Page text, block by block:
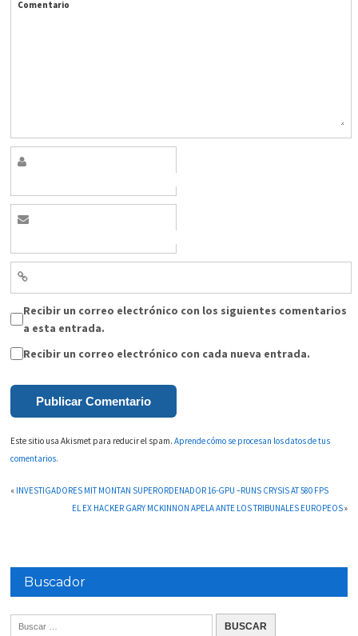
Comentario
Recibir un correo electrónico con los siguientes comentarios
a esta entrada.
Recibir un correo electrónico con cada nueva entrada.
Este sitio usa Akismet para reducir el spam.Aprende cómo se procesan los datos de tus
comentarios.
« INVESTIGADORES MIT MONTAN SUPERORDENADOR 16-GPU –RUNS CRYSIS AT 580 FPS
EL EX HACKER GARY MCKINNON APELA ANTE LOS TRIBUNALES EUROPEOS»
Buscador